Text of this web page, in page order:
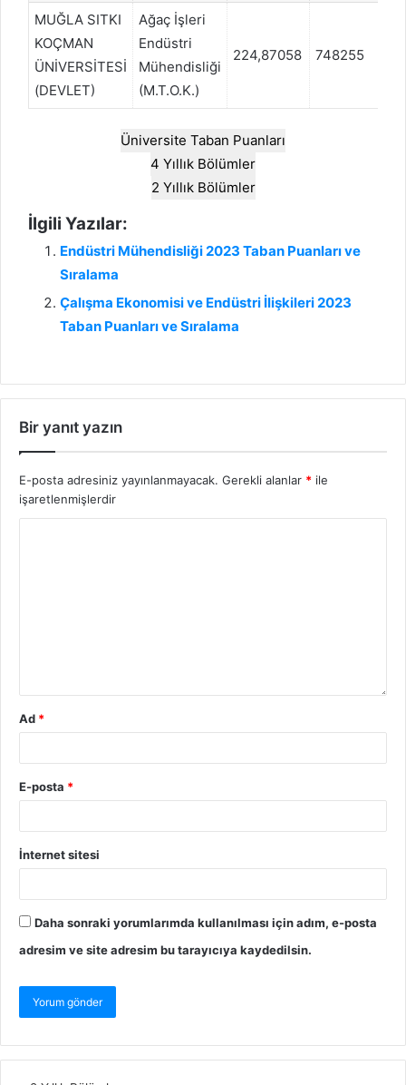
MUĞLA SITKI
KOÇMAN
ÜNİVERSİTESİ
(DEVLET)
Ağaç İşleri
Endüstri
Mühendisliği
(M.T.O.K.)
224,87058 748255
Üniversite Taban Puanları
4 Yıllık Bölümler
2 Yıllık Bölümler
İlgili Yazılar:
Endüstri Mühendisliği 2023 Taban Puanları ve
Sıralama
Çalışma Ekonomisi ve Endüstri İlişkileri 2023
Taban Puanları ve Sıralama
Bir yanıt yazın
E-posta adresiniz yayınlanmayacak. Gerekli alanlar * ile
işaretlenmişlerdir
Ad *
E-posta *
İnternet sitesi
Daha sonraki yorumlarımda kullanılması için adım, e-posta
adresim ve site adresim bu tarayıcıya kaydedilsin.